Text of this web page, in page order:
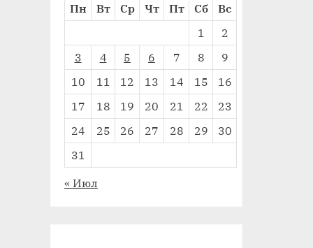
Пн
Вт Ср Чт Пт Сб
Вс
1
2
3
4 5 6 7 8
9
10
11 12 13 14 15
16
17
18 19 20 21 22
23
24
25 26 27 28 29
30
31
« Июл